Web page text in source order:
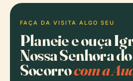
FAÇA DA VISITA ALGO SEU
Planeie e ouça
Nossa Senhora
Socorrocom a